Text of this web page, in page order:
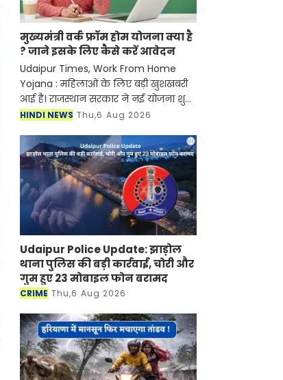
मुख्यमंत्री वर्क फ्रॉम होम योजना क्या है
? जाने इसके लिए कैसे करें आवेदन
Udaipur Times, Work From Home
Yojana : महिलाओं के लिए बड़ी खुशखबरी
आई है। राजस्थान सरकार ने नई योजना शुरू
की है जिसके तहत अब महिलाओं को घर बैठे
अनुसार सरकार द्वारा चला
HINDI NEWS Thu,6 Aug 2026
Udaipur Police Update: झाड़ोल
थाना पुलिस की बड़ी कार्रवाई, चोरी और
गुम हुए 23 मोबाइल फोन बरामद
CRIME Thu,6 Aug 2026